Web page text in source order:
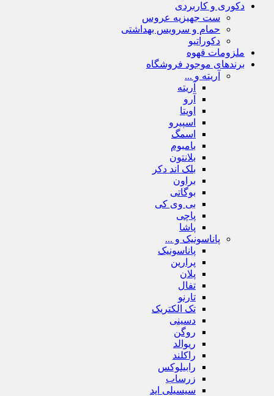
دکوری و کاربردی
ست جهیزیه عروس
حمام و سرویس بهداشتی
دکوراتیو
ملزومات قهوه
برندهای موجود فروشگاه
آریته و ...
آریته
آرو
اویتا
اسپیرو
اسمگ
بامبوم
بلانتون
بلک اند دکر
براون
بوگاتی
بی وی کی
پاچی
پاشا
پاناسونیک و ...
پاناسونیک
پرارین
پلان
تفال
تارنو
تک الکتریک
دسینی
روگن
ریوالد
راکلند
رابیلوکس
زرساب
سیسیلی اید